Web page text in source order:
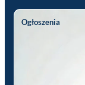
Ogłoszenia